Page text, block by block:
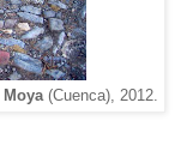
Moya (Cuenca), 2012.